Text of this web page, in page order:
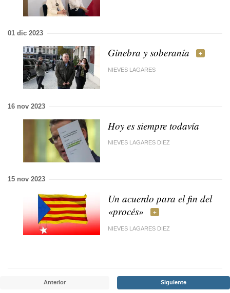
01 dic 2023
Ginebra y soberanía
NIEVES LAGARES
16 nov 2023
Hoy es siempre todavía
NIEVES LAGARES DIEZ
15 nov 2023
Un acuerdo para el fin del
«procés»
NIEVES LAGARES DIEZ
Anterior Siguiente